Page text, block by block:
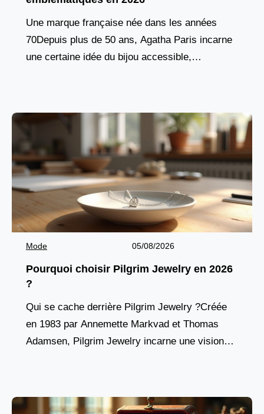
Une marque française née dans les années
70Depuis plus de 50 ans, Agatha Paris incarne
une certaine idée du bijou accessible,
Mode 05/08/2026
Pourquoi choisir Pilgrim Jewelry en 2026
?
Qui se cache derrière Pilgrim Jewelry ?Créée
en 1983 par Annemette Markvad et Thomas
Adamsen, Pilgrim Jewelry incarne une vision